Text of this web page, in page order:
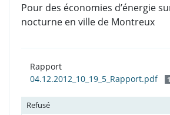
Pour des économies d’énergie
nocturne en ville de Montreux
Rapport
04.12.2012_10_19_5_Rapport.pdf
Refusé